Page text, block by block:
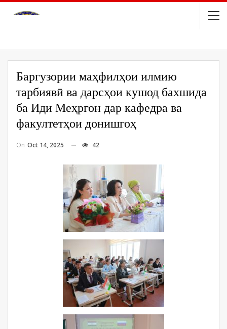
Баргузории маҳфилҳои илмию
тарбиявӣ ва дарсҳои кушод бахшида
ба Иди Меҳргон дар кафедра ва
факултетҳои донишгоҳ
On Oct 14, 2025 42